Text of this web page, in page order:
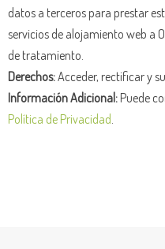
datos a terceros para prestar
servicios de alojamiento web a
de tratamiento.
Derechos:Acceder, rectificar y
Información Adicional:Puede
Política de Privacidad